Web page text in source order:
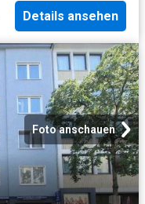
Details ansehen
Foto anschauen